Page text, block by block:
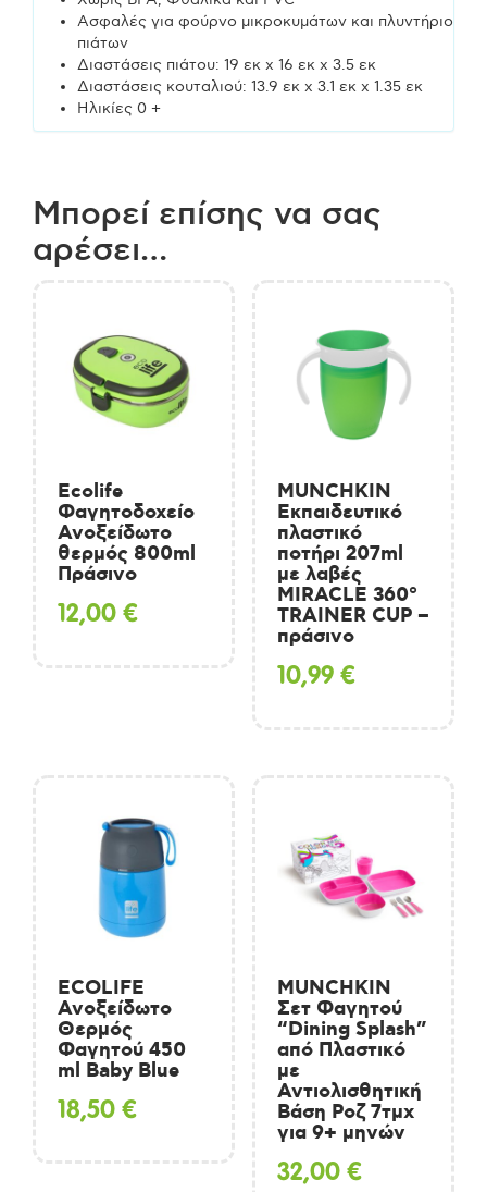
Ασφαλές για φούρνο μικροκυμάτων και πλυντήριο
πιάτων
Διαστάσεις πιάτου: 19 εκ x 16 εκ x 3.5 εκ
Διαστάσεις κουταλιού: 13.9 εκ x 3.1 εκ x 1.35 εκ
Ηλικίες 0 +
Μπορεί επίσης να σας
αρέσει…
Ecolife
Φαγητοδοχείο
Ανοξείδωτο
θερμός 800ml
Πράσινο
12,00€
MUNCHKIN
Εκπαιδευτικό
πλαστικό
ποτήρι 207ml
με λαβές
MIRACLE 360°
TRAINER CUP –
πράσινο
10,99€
ECOLIFE
Ανοξείδωτο
Θερμός
Φαγητού 450
ml Baby Blue
18,50€
MUNCHKIN
Σετ Φαγητού
“Dining Splash”
από Πλαστικό
με
Αντιολισθητική
Βάση Ροζ 7τμχ
για 9+ μηνών
32,00€